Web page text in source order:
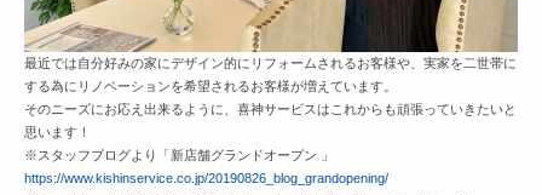
最近では自分好みの家にデザイン的にリフォームされるお客様や、実家を二世帯に
する為にリノベーションを希望されるお客様が増えています。
そのニーズにお応え出来るように、喜神サービスはこれからも頑張っていきたいと
思います！
※スタッフブログより「新店舗グランドオープン 」
https://www.kishinservice.co.jp/20190826_blog_grandopening/